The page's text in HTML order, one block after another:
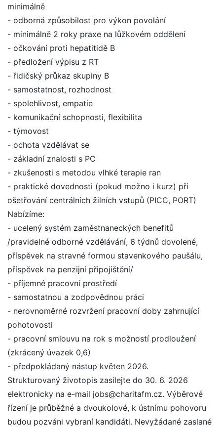
minimálně
- odborná způsobilost pro výkon povolání
- minimálně 2 roky praxe na lůžkovém oddělení
- očkování proti hepatitidě B
- předložení výpisu z RT
- řidičský průkaz skupiny B
- samostatnost, rozhodnost
- spolehlivost, empatie
- komunikační schopnosti, flexibilita
- týmovost
- ochota vzdělávat se
- základní znalosti s PC
- zkušenosti s metodou vlhké terapie ran
- praktické dovednosti (pokud možno i kurz) při
ošetřování centrálních žilních vstupů (PICC, PORT)
Nabízíme:
- ucelený systém zaměstnaneckých benefitů
/pravidelné odborné vzdělávání, 6 týdnů dovolené,
příspěvek na stravné formou stavenkového paušálu,
příspěvek na penzijní připojištění/
- příjemné pracovní prostředí
- samostatnou a zodpovědnou práci
- nerovnoměrné rozvržení pracovní doby zahrnující
pohotovosti
- pracovní smlouvu na rok s možností prodloužení
(zkrácený úvazek 0,6)
- předpokládaný nástup květen 2026.
Strukturovaný životopis zasílejte do 30. 6. 2026
elektronicky na e-mail jobs@charitafm.cz. Výběrové
řízení je průběžné a dvoukolové, k ústnímu pohovoru
budou pozváni vybraní kandidáti. Nevyžádané zaslané